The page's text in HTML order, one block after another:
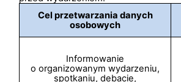
Cel przetwarzania danych
osobowych
Informowanie
o organizowanym wydarzeniu,
spotkaniu, debacie,